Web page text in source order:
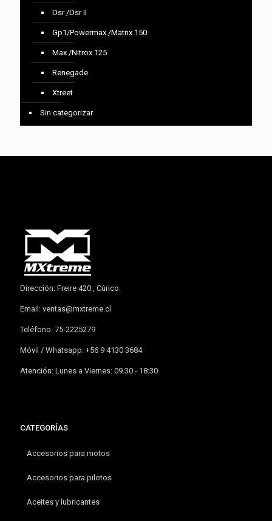
Dsr /Dsr II
Gp1/Powermax /Matrix 150
Max /Nitrox 125
Renegade
Xtreet
Sin categorizar
Dirección: Freire 420 , Cúrico.
Email: ventas@mxtreme.cl
Teléfono: 75-2225279
Móvil / Whatsapp: +56 9 4130 3684
Atención: Lunes a Viernes: 09.30 - 18:30
CATEGORÍAS
Accesorios para motos
Accesorios para pilotos
Aceites y lubricantes